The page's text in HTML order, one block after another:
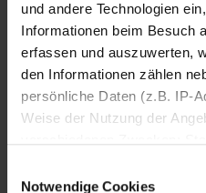
und andere Technologien
Informationen beim Besuch
erfassen und auszuwerten,
den Informationen zählen
persönliche Daten (z.B. IP-
Weise der Nutzung der
nutzen, indem sie
Notwendige Cookies
Hochwertige
– langlebig,
Der Lattenrahmen ist
ohne Schrauben aus,
über viele Jahre hinweg